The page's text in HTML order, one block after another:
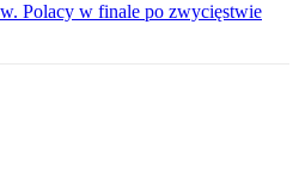
Polacy w finale po zwycięstwie